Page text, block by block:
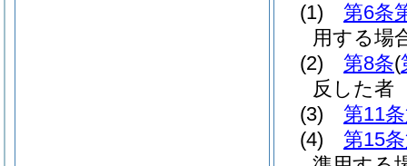
(1)
第6条
用する場
(2)
第8条(
反した者
(3)
第11
(4)
第15